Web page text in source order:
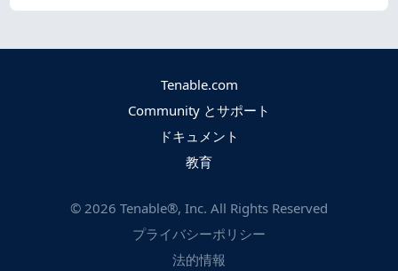
Tenable.com
Community とサポート
ドキュメント
教育
© 2026 Tenable®, Inc. All Rights Reserved
プライバシーポリシー
法的情報